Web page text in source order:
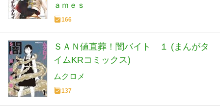
ａｍｅｓ
166
ＳＡＮ値直葬！闇バイト １ (まんがタ
イムKRコミックス)
ムクロメ
137